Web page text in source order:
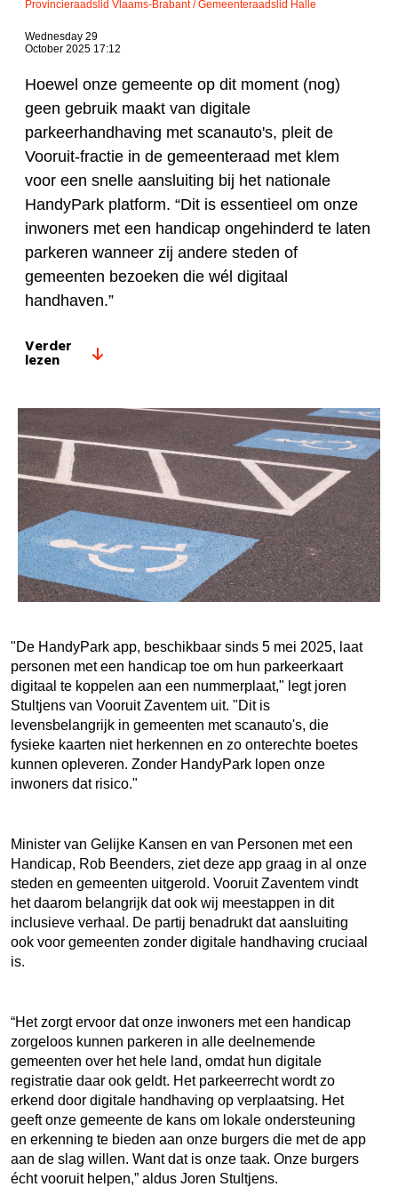
Provincieraadslid Vlaams-Brabant / Gemeenteraadslid Halle
Wednesday 29
October 2025 17:12
Hoewel onze gemeente op dit moment (nog)
geen gebruik maakt van digitale
parkeerhandhaving met scanauto's, pleit de
Vooruit-fractie in de gemeenteraad met klem
voor een snelle aansluiting bij het nationale
HandyPark platform. “Dit is essentieel om onze
inwoners met een handicap ongehinderd te laten
parkeren wanneer zij andere steden of
gemeenten bezoeken die wél digitaal
handhaven.”
Verder
lezen
"De HandyPark app, beschikbaar sinds 5 mei 2025, laat
personen met een handicap toe om hun parkeerkaart
digitaal te koppelen aan een nummerplaat," legt joren
Stultjens van Vooruit Zaventem uit. "Dit is
levensbelangrijk in gemeenten met scanauto's, die
fysieke kaarten niet herkennen en zo onterechte boetes
kunnen opleveren. Zonder HandyPark lopen onze
inwoners dat risico."
Minister van Gelijke Kansen en van Personen met een
Handicap, Rob Beenders, ziet deze app graag in al onze
steden en gemeenten uitgerold. Vooruit Zaventem vindt
het daarom belangrijk dat ook wij meestappen in dit
inclusieve verhaal. De partij benadrukt dat aansluiting
ook voor gemeenten zonder digitale handhaving cruciaal
is.
“Het zorgt ervoor dat onze inwoners met een handicap
zorgeloos kunnen parkeren in alle deelnemende
gemeenten over het hele land, omdat hun digitale
registratie daar ook geldt. Het parkeerrecht wordt zo
erkend door digitale handhaving op verplaatsing. Het
geeft onze gemeente de kans om lokale ondersteuning
en erkenning te bieden aan onze burgers die met de app
aan de slag willen. Want dat is onze taak. Onze burgers
écht vooruit helpen,” aldus Joren Stultjens.